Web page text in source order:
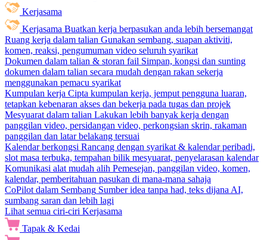
Kerjasama
Kerjasama Buatkan kerja berpasukan anda lebih bersemangat
Ruang kerja dalam talian Gunakan sembang, suapan aktiviti,
komen, reaksi, pengumuman video seluruh syarikat
Dokumen dalam talian & storan fail Simpan, kongsi dan sunting
dokumen dalam talian secara mudah dengan rakan sekerja
menggunakan pemacu syarikat
Kumpulan kerja Cipta kumpulan kerja, jemput pengguna luaran,
tetapkan kebenaran akses dan bekerja pada tugas dan projek
Mesyuarat dalam talian Lakukan lebih banyak kerja dengan
panggilan video, persidangan video, perkongsian skrin, rakaman
panggilan dan latar belakang tersuai
Kalendar berkongsi Rancang dengan syarikat & kalendar peribadi,
slot masa terbuka, tempahan bilik mesyuarat, penyelarasan kalendar
Komunikasi alat mudah alih Pemesejan, panggilan video, komen,
kalendar, pemberitahuan pasukan di mana-mana sahaja
CoPilot dalam Sembang Sumber idea tanpa had, teks dijana AI,
sumbang saran dan lebih lagi
Lihat semua ciri-ciri Kerjasama
Tapak & Kedai